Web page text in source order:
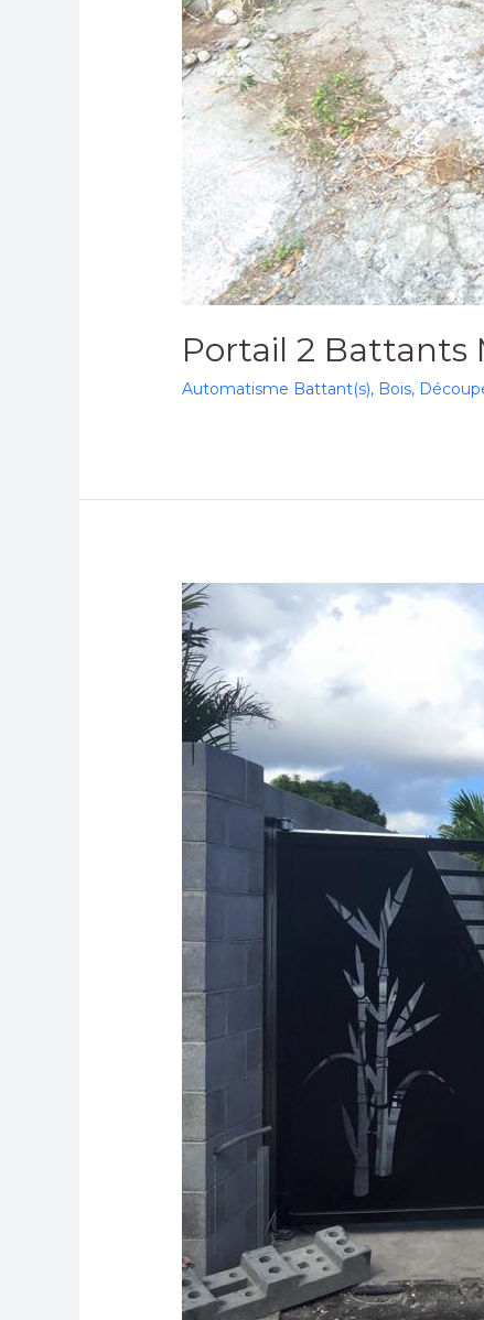
Portail 2 Battants
Automatisme Battant(s), Bois,